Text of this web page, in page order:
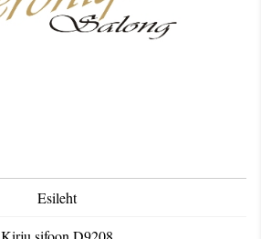
Esileht